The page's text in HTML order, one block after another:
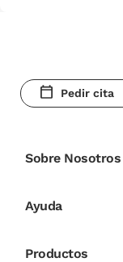
Pedir cita
Sobre Nosotros
Ayuda
Productos